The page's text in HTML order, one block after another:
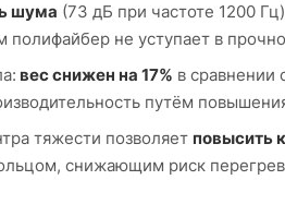
шума (73 дБ при частоте 1200
не уступает в
вес снижен на 17% в сравнении
путём
тяжести позволяет повысить
снижающим риск